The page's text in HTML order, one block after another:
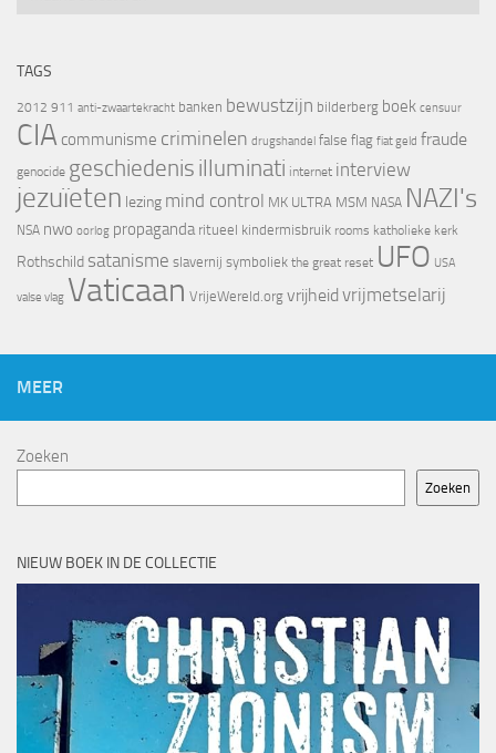
TAGS
2012 911 anti-zwaartekracht banken bewustzijn bilderberg boek censuur
CIA communisme criminelen drugshandel false flag fiat geld fraude
genocide geschiedenis illuminati internet interview
jezuïeten lezing mind control MK ULTRA MSM NASA NAZI's
NSA nwo oorlog propaganda ritueel kindermisbruik rooms katholieke kerk
Rothschild satanisme slavernij symboliek the great reset UFO USA
valse vlag Vaticaan VrijeWereld.org vrijheid vrijmetselarij
MEER
Zoeken
Zoeken
NIEUW BOEK IN DE COLLECTIE